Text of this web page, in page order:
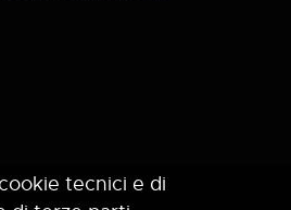
tecnici e di